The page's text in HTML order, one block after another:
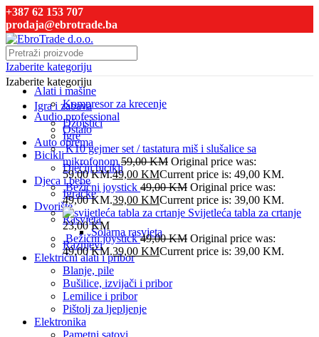
+387 62 153 707
prodaja@ebrotrade.ba
Izaberite kategoriju
Alati i mašine
Kompresor za krecenje
Audio professional
Ostalo
Auto oprema
Bicikli
Dječiji bicikli
Djeca i bebe
Igračke
Dvorište
Rasvjeta
Solarna rasvjeta
Raznjevi
Električni alati i pribor
Blanje, pile
Bušilice, izvijači i pribor
Lemilice i pribor
Pištolj za ljepljenje
Elektronika
Pametni satovi
Izaberite kategoriju
Igra i zabava
Džojstici
Igre
K10 gejmer set / tastatura miš i slušalice sa
mikrofonom59,00KM Original price was:
59,00 KM.49,00 KMCurrent price is: 49,00 KM.
Bežični joystick 49,00KM Original price was:
49,00 KM.39,00 KMCurrent price is: 39,00 KM.
Svijetleća tabla za crtanje
23,00KM
Bežični joystick49,00KM Original price was:
49,00 KM.39,00 KMCurrent price is: 39,00 KM.